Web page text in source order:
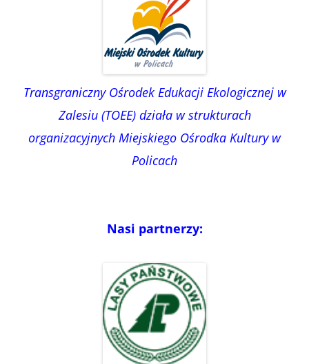
Transgraniczny Ośrodek Edukacji Ekologicznej w
Zalesiu (TOEE) działa w strukturach
organizacyjnych Miejskiego Ośrodka Kultury w
Policach
Nasi partnerzy: